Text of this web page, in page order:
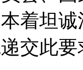
着坦
交此要